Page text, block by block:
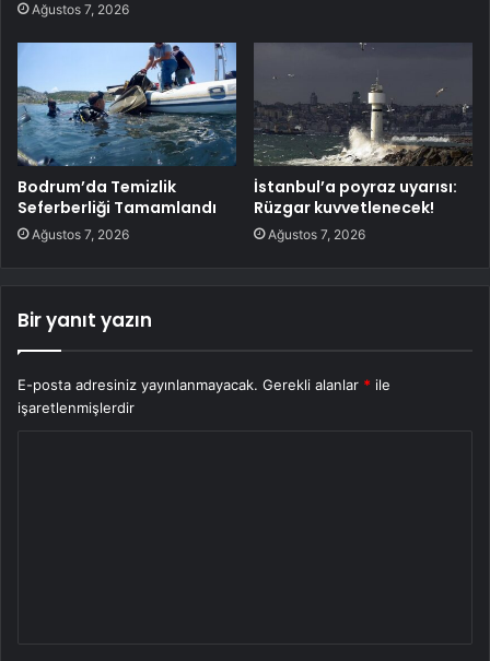
Ağustos 7, 2026
Bodrum’da Temizlik
Seferberliği Tamamlandı
Ağustos 7, 2026
İstanbul’a poyraz uyarısı:
Rüzgar kuvvetlenecek!
Ağustos 7, 2026
Bir yanıt yazın
E-posta adresiniz yayınlanmayacak. Gerekli alanlar * ile
işaretlenmişlerdir